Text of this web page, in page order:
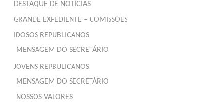
DESTAQUE DE NOTÍCIAS
GRANDE EXPEDIENTE – COMISSÕES
IDOSOS REPUBLICANOS
MENSAGEM DO SECRETÁRIO
JOVENS REPBULICANOS
MENSAGEM DO SECRETÁRIO
NOSSOS VALORES